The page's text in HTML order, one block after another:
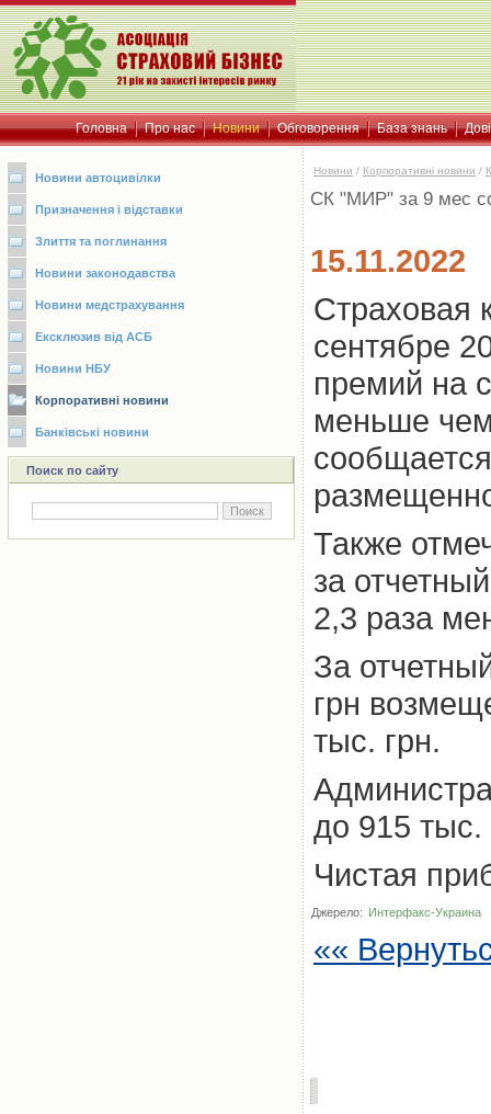
Головна Про нас Новини Обговорення База знань
Новини автоцивілки
Призначення і відставки
Злиття та поглинання
Новини законодавства
Новини медстрахування
Ексклюзив від АСБ
Новини НБУ
Корпоративні новини
Банківські новини
Поиск по сайту
Новини / Корпоративні новини /
СК "МИР" за 9 мес
15.11.2022
Страховая
сентябре
премий на
меньше
Также
за
2,3 раза
За
грн
тыс. грн.
до 915 тыс.
Чистая
Джерело: Интерфакс-Украина
««